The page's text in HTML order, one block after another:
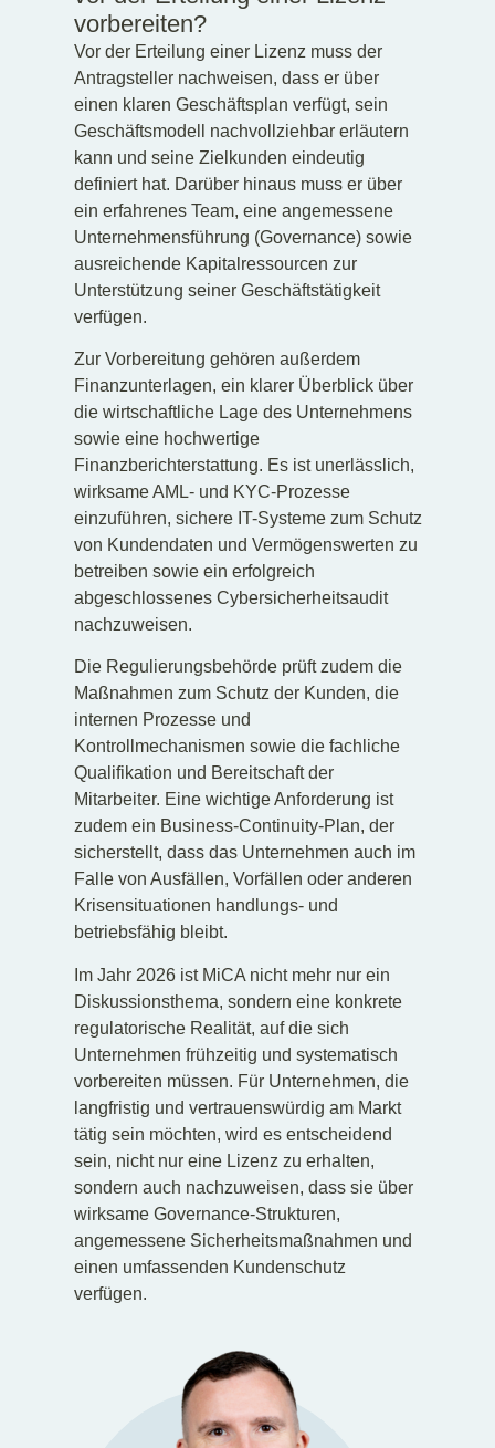
vorbereiten?
Vor der Erteilung einer Lizenz muss der
Antragsteller nachweisen, dass er über
einen klaren Geschäftsplan verfügt, sein
Geschäftsmodell nachvollziehbar erläutern
kann und seine Zielkunden eindeutig
definiert hat. Darüber hinaus muss er über
ein erfahrenes Team, eine angemessene
Unternehmensführung (Governance) sowie
ausreichende Kapitalressourcen zur
Unterstützung seiner Geschäftstätigkeit
verfügen.
Zur Vorbereitung gehören außerdem
Finanzunterlagen, ein klarer Überblick über
die wirtschaftliche Lage des Unternehmens
sowie eine hochwertige
Finanzberichterstattung. Es ist unerlässlich,
wirksame AML- und KYC-Prozesse
einzuführen, sichere IT-Systeme zum Schutz
von Kundendaten und Vermögenswerten zu
betreiben sowie ein erfolgreich
abgeschlossenes Cybersicherheitsaudit
nachzuweisen.
Die Regulierungsbehörde prüft zudem die
Maßnahmen zum Schutz der Kunden, die
internen Prozesse und
Kontrollmechanismen sowie die fachliche
Qualifikation und Bereitschaft der
Mitarbeiter. Eine wichtige Anforderung ist
zudem ein Business-Continuity-Plan, der
sicherstellt, dass das Unternehmen auch im
Falle von Ausfällen, Vorfällen oder anderen
Krisensituationen handlungs- und
betriebsfähig bleibt.
Im Jahr 2026 ist MiCA nicht mehr nur ein
Diskussionsthema, sondern eine konkrete
regulatorische Realität, auf die sich
Unternehmen frühzeitig und systematisch
vorbereiten müssen. Für Unternehmen, die
langfristig und vertrauenswürdig am Markt
tätig sein möchten, wird es entscheidend
sein, nicht nur eine Lizenz zu erhalten,
sondern auch nachzuweisen, dass sie über
wirksame Governance-Strukturen,
angemessene Sicherheitsmaßnahmen und
einen umfassenden Kundenschutz
verfügen.